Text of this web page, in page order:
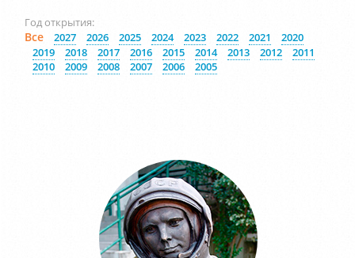
Год открытия:
Все 2027 2026 2025 2024 2023 2022 2021
2020
2019
2018 2017 2016 2015 2014 2013 2012
2011
2010
2009 2008 2007 2006 2005